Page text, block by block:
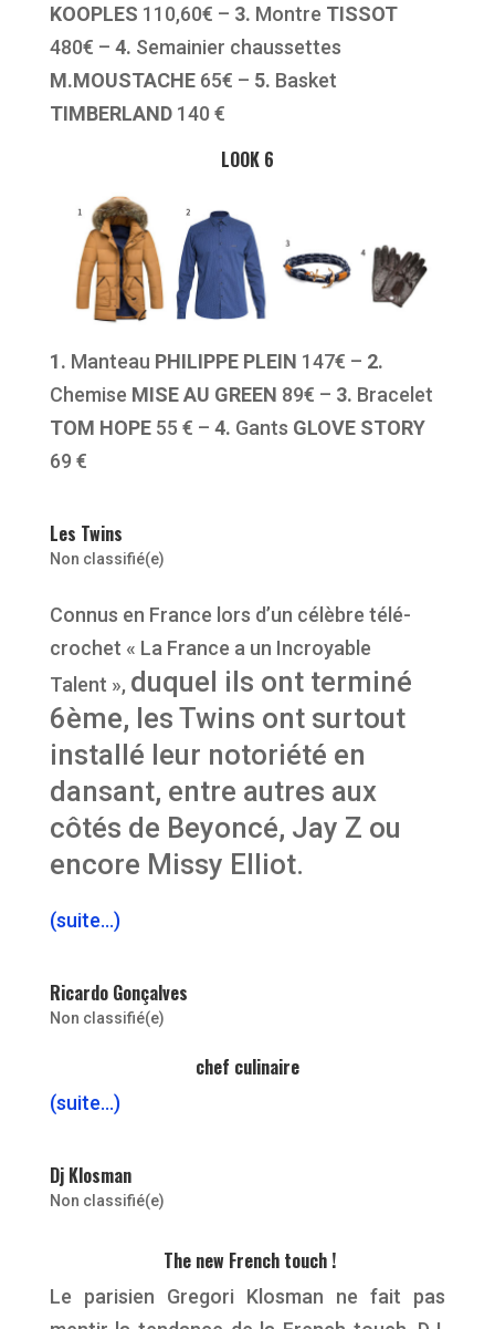
KOOPLES 110,60€ – 3. Montre TISSOT
480€ – 4. Semainier chaussettes
M.MOUSTACHE65€ – 5. Basket
TIMBERLAND140 €
LOOK 6
1. Manteau PHILIPPE PLEIN 147€ – 2.
Chemise MISE AU GREEN 89€ – 3. Bracelet
TOM HOPE55 € – 4. Gants GLOVE STORY
69 €
Les Twins
Non classifié(e)
Connus en France lors d’un célèbre télé-
crochet « La France a un Incroyable
Talent », duquel ils ont terminé
6ème, les Twins ont surtout
installé leur notoriété en
dansant, entre autres aux
côtés de Beyoncé, Jay Z ou
encore Missy Elliot.
(suite…)
Ricardo Gonçalves
Non classifié(e)
chef culinaire
(suite…)
Dj Klosman
Non classifié(e)
The new French touch !
Le parisien Gregori Klosman ne fait pas